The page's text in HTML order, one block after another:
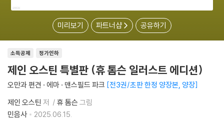
미리보기 파트너샵 공유하기
소득공제 정가인하
제인 오스틴 특별판 (휴 톰슨 일러스트 에디션)
오만과 편견 · 에마 · 맨스필드 파크 전3권/초판 한정 양장본, 양장
제인 오스틴 저 휴 톰슨 그림
민음사
2025.06.15.